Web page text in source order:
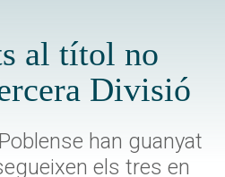
al títol no
Divisió
han guanyat
els tres en